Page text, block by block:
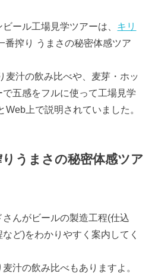
ール工場見学ツアーは、 キリ
番搾り うまさの秘密体感ツア
麦汁の飲み比べや、麦芽・ホッ
五感をフルに使って工場見学
Web上で説明されていました。
りうまさの秘密体感ツア
んがビールの製造工程(仕込
ど)をわかりやすく案内してく
汁の飲み比べもありますよ。